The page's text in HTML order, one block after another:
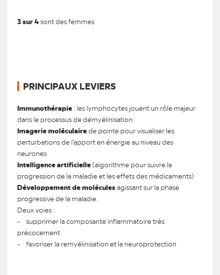
3 sur 4sont des femmes
PRINCIPAUX LEVIERS
Immunothérapie : les lymphocytes jouent un rôle majeur
dans le processus de démyélinisation
Imagerie moléculairede pointe pour visualiser les
perturbations de l'apport en énergie au niveau des
neurones
Intelligence artificielle(algorithme pour suivre la
progression de la maladie et les effets des médicaments)
Développement de moléculesagissant sur la phase
progressive de la maladie.
Deux voies :
- supprimer la composante inflammatoire très
précocement
- favoriser la remyélinisation et la neuroprotection